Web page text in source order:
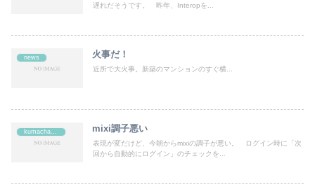
遅れだそうです。 昨年、Interopを...
news 火事だ！
近所で大火事。新築のマンションのすぐ横...
mixi調子悪い
表現が変だけど、今朝からmixiの調子が悪い。 ログイン時に「次
回から自動的にログイン」のチェックを...